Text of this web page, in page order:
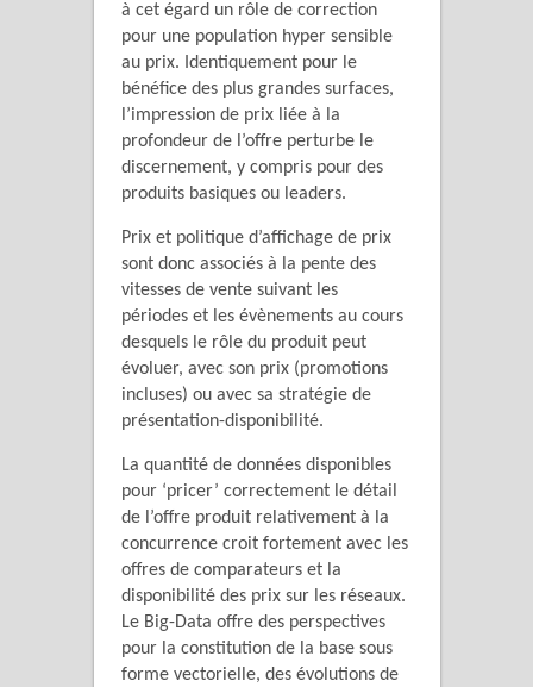
à cet égard un rôle de correction
pour une population hyper sensible
au prix. Identiquement pour le
bénéfice des plus grandes surfaces,
l’impression de prix liée à la
profondeur de l’offre perturbe le
discernement, y compris pour des
produits basiques ou leaders.
Prix et politique d’affichage de prix
sont donc associés à la pente des
vitesses de vente suivant les
périodes et les évènements au cours
desquels le rôle du produit peut
évoluer, avec son prix (promotions
incluses) ou avec sa stratégie de
présentation-disponibilité.
La quantité de données disponibles
pour ‘pricer’ correctement le détail
de l’offre produit relativement à la
concurrence croit fortement avec les
offres de comparateurs et la
disponibilité des prix sur les réseaux.
Le Big-Data offre des perspectives
pour la constitution de la base sous
forme vectorielle, des évolutions de